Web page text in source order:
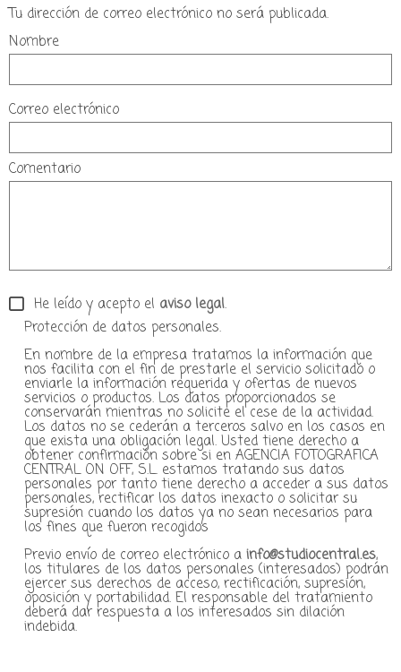
Tu dirección de correo electrónico no será publicada.
Nombre
Correo electrónico
Comentario
He leído y acepto el aviso legal.
Protección de datos personales.
En nombre de la empresa tratamos la información que
nos facilita con el fin de prestarle el servicio solicitado o
enviarle la información requerida y ofertas de nuevos
servicios o productos. Los datos proporcionados se
conservarán mientras no solicite el cese de la actividad.
Los datos no se cederán a terceros salvo en los casos en
que exista una obligación legal. Usted tiene derecho a
obtener confirmación sobre si en AGENCIA FOTOGRAFICA
CENTRAL ON OFF, S.L. estamos tratando sus datos
personales por tanto tiene derecho a acceder a sus datos
personales, rectificar los datos inexacto o solicitar su
supresión cuando los datos ya no sean necesarios para
los fines que fueron recogidos
Previo envío de correo electrónico a info@studiocentral.es,
los titulares de los datos personales (interesados) podrán
ejercer sus derechos de acceso, rectificación, supresión,
oposición y portabilidad. El responsable del tratamiento
deberá dar respuesta a los interesados sin dilación
indebida.